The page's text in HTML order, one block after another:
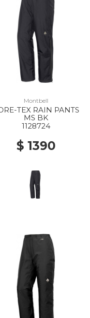
Montbell
TEX RAIN PANTS
MS BK
1128724
$ 1390